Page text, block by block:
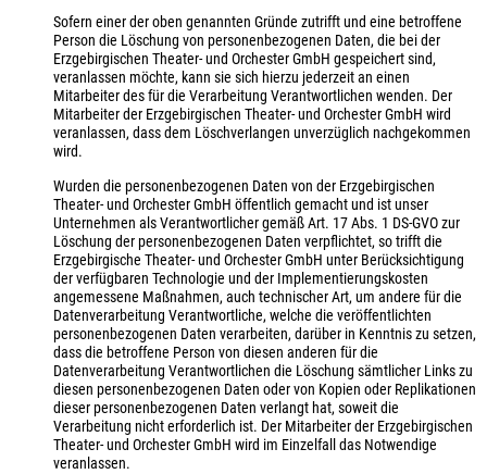
Sofern einer der oben genannten Gründe zutrifft und eine betroffene
Person die Löschung von personenbezogenen Daten, die bei der
Erzgebirgischen Theater- und Orchester GmbH gespeichert sind,
veranlassen möchte, kann sie sich hierzu jederzeit an einen
Mitarbeiter des für die Verarbeitung Verantwortlichen wenden. Der
Mitarbeiter der Erzgebirgischen Theater- und Orchester GmbH wird
veranlassen, dass dem Löschverlangen unverzüglich nachgekommen
wird.
Wurden die personenbezogenen Daten von der Erzgebirgischen
Theater- und Orchester GmbH öffentlich gemacht und ist unser
Unternehmen als Verantwortlicher gemäß Art. 17 Abs. 1 DS-GVO zur
Löschung der personenbezogenen Daten verpflichtet, so trifft die
Erzgebirgische Theater- und Orchester GmbH unter Berücksichtigung
der verfügbaren Technologie und der Implementierungskosten
angemessene Maßnahmen, auch technischer Art, um andere für die
Datenverarbeitung Verantwortliche, welche die veröffentlichten
personenbezogenen Daten verarbeiten, darüber in Kenntnis zu setzen,
dass die betroffene Person von diesen anderen für die
Datenverarbeitung Verantwortlichen die Löschung sämtlicher Links zu
diesen personenbezogenen Daten oder von Kopien oder Replikationen
dieser personenbezogenen Daten verlangt hat, soweit die
Verarbeitung nicht erforderlich ist. Der Mitarbeiter der Erzgebirgischen
Theater- und Orchester GmbH wird im Einzelfall das Notwendige
veranlassen.